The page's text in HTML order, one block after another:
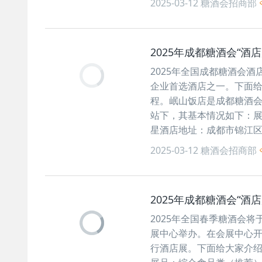
2025-03-12糖酒会招商部
2025年成都糖酒会“酒
2025年全国成都糖酒会酒
企业首选酒店之一。下面
程。岷山饭店是成都糖酒
站下，其基本情况如下：
星酒店地址：成都市锦江
2025-03-12糖酒会招商部
2025年成都糖酒会“酒
2025年全国春季糖酒会将
展中心举办。在会展中心
行酒店展。下面给大家介